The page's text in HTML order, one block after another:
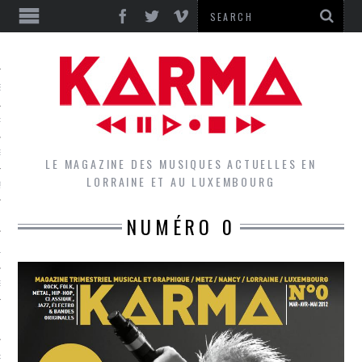
GROUPES DU LOCAL
LE LOCAL DU MAGAZINE
LE MAGAZINE DES MUSIQUES ACTUELLES EN
LORRAINE ET AU LUXEMBOURG
NUMÉRO 0